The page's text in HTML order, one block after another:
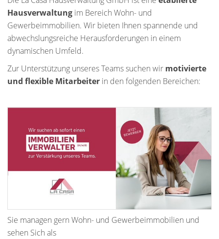
Hausverwaltung im Bereich Wohn- und
Gewerbeimmobilien. Wir bieten Ihnen spannende und
abwechslungsreiche Herausforderungen in einem
dynamischen Umfeld.
Zur Unterstützung unseres Teams suchen wir motivierte
und flexible Mitarbeiter in den folgenden Bereichen:
Sie managen gern Wohn- und Gewerbeimmobilien und
sehen Sich als